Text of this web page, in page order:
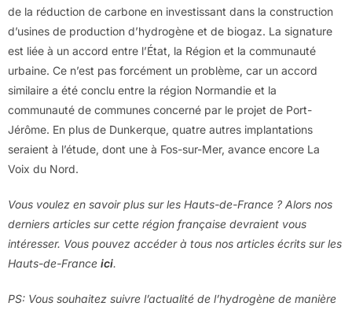
de la réduction de carbone en investissant dans la construction
d’usines de production d’hydrogène et de biogaz. La signature
est liée à un accord entre l’État, la Région et la communauté
urbaine. Ce n’est pas forcément un problème, car un accord
similaire a été conclu entre la région Normandie et la
communauté de communes concerné par le projet de Port-
Jérôme. En plus de Dunkerque, quatre autres implantations
seraient à l’étude, dont une à Fos-sur-Mer, avance encore La
Voix du Nord.
Vous voulez en savoir plus sur les Hauts-de-France ? Alors nos
derniers articles sur cette région française devraient vous
intéresser. Vous pouvez accéder à tous nos articles écrits sur les
Hauts-de-France ici.
PS: Vous souhaitez suivre l’actualité de l’hydrogène de manière